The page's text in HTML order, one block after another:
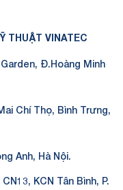
THUẬT VINATEC
Đ.Hoàng Minh
Chí Thọ, Bình Trưng,
Anh, Hà Nội.
KCN Tân Bình, P.